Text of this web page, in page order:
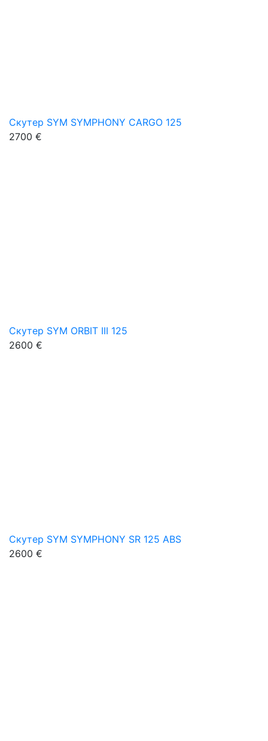
Скутер SYM SYMPHONY CARGO 125
2700 €
Скутер SYM ORBIT III 125
2600 €
Скутер SYM SYMPHONY SR 125 ABS
2600 €